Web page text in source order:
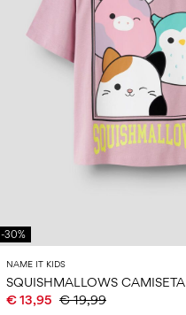
-30%
NAME IT KIDS
SQUISHMALLOWS CAMISETA
€ 13,95 € 19,99